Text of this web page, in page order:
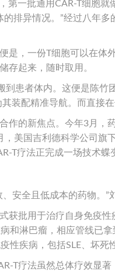
第一批通用CAR-T细胞
排异情况。”经过八年
是，一份T细胞可以在体
存起来，随时取用。
到患者体内。这便是陈
装配精准导航。而直接在
作的新焦点。今年3月
美国吉利德科学公司旗
T疗法正完成一场技术蝶
安全且低成本的药物。”
获批用于治疗自身免疫
和淋巴瘤，相应管线已
性疾病，包括SLE、坏死
T疗法虽然总体疗效显